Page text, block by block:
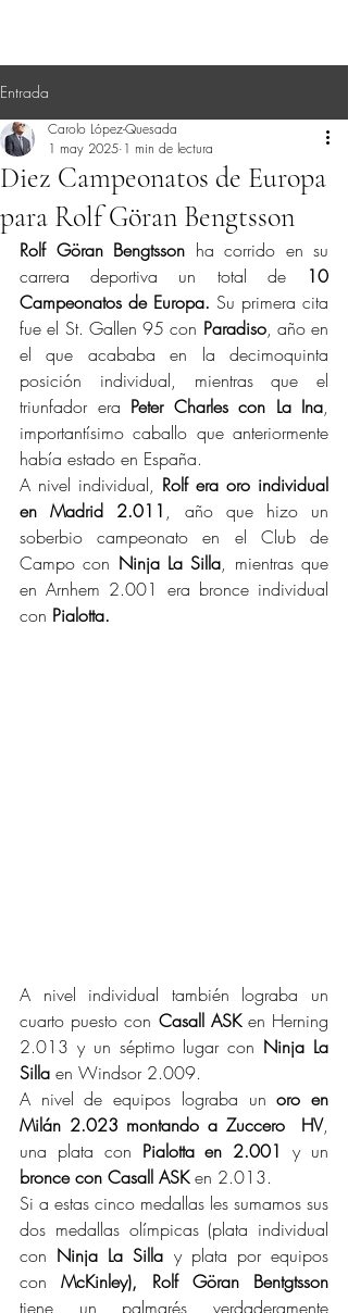
Entrada
Diez Campeonatos de Europa
para Rolf Göran Bengtsson
Carolo López-Quesada
1 may 2025 1 min de lectura
Rolf Göran Bengtsson ha corrido en su
carrera deportiva un total de
10
Campeonatos de Europa. Su primera cita
fue el St. Gallen 95 con Paradiso, año en
el que acababa en la decimoquinta
posición individual, mientras que el
triunfador era Peter Charles con La Ina,
importantísimo caballo que anteriormente
había estado en España.
A nivel individual, Rolf era oro individual
en Madrid 2.011 , año que hizo un
soberbio campeonato en el Club de
Campo con Ninja La Silla, mientras que
en Arnhem 2.001 era bronce individual
con Pialotta.
A nivel individual también lograba un
cuarto puesto con Casall ASK en Herning
2.013 y un séptimo lugar con Ninja La
Silla en Windsor 2.009.
A nivel de equipos lograba un oro en
Milán 2.023 montando a Zuccero  HV,
una plata con Pialotta en 2.001
bronce con Casall ASK en 2.013.
Si a estas cinco medallas les sumamos sus
dos medallas olímpicas (plata individual
con Ninja La Silla y plata por equipos
con
tiene un palmarés verdaderamente